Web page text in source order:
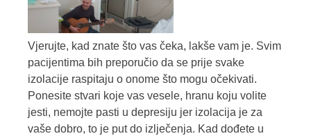
Vjerujte, kad znate što vas čeka, lakše vam je. Svim
pacijentima bih preporučio da se prije svake
izolacije raspitaju o onome što mogu očekivati.
Ponesite stvari koje vas vesele, hranu koju volite
jesti, nemojte pasti u depresiju jer izolacija je za
vaše dobro, to je put do izlječenja. Kad dođete u